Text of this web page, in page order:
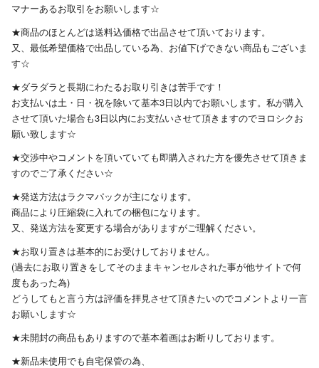
マナーあるお取引をお願いします☆
★商品のほとんどは送料込価格で出品させて頂いております。
又、最低希望価格で出品している為、お値下げできない商品もございま
す☆
★ダラダラと長期にわたるお取り引きは苦手です！
お支払いは土・日・祝を除いて基本3日以内でお願いします。私が購入
させて頂いた場合も3日以内にお支払いさせて頂きますのでヨロシクお
願い致します☆
★交渉中やコメントを頂いていても即購入された方を優先させて頂きま
すのでご了承ください☆
★発送方法はラクマパックが主になります。
商品により圧縮袋に入れての梱包になります。
又、発送方法を変更する場合がありますがご理解ください。
★お取り置きは基本的にお受けしておりません。
(過去にお取り置きをしてそのままキャンセルされた事が他サイトで何
度もあった為)
どうしてもと言う方は評価を拝見させて頂きたいのでコメントより一言
お願いします☆
★未開封の商品もありますので基本着画はお断りしております。
★新品未使用でも自宅保管の為、